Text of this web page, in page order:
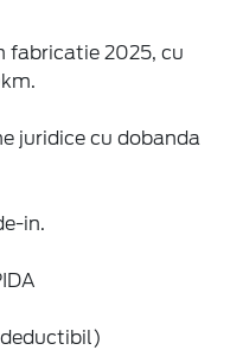
2025, cu
juridice cu dobanda
in.